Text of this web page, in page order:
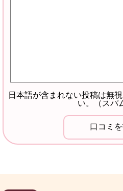
日本語が含まれない投稿は無
い。（スパ